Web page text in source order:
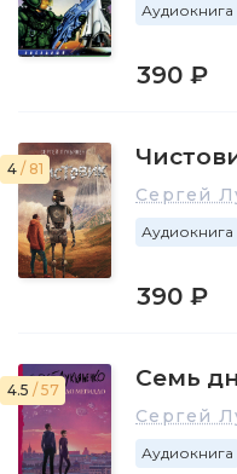
Аудиокнига
390 ₽
4 / 81
Сергей
Аудиокнига
390 ₽
4.5 / 57 Семь
Сергей
Аудиокнига